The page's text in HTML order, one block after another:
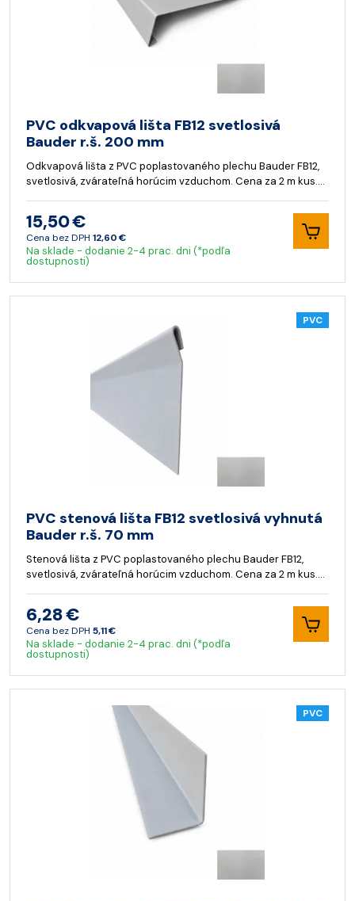
PVC odkvapová lišta FB12 svetlosivá
Bauder r.š. 200 mm
Odkvapová lišta z PVC poplastovaného plechu Bauder FB12,
svetlosivá, zvárateľná horúcim vzduchom. Cena za 2 m kus.…
15,50 €
Cena bez DPH 12,60 €
Na sklade - dodanie 2-4 prac. dni (*podľa
dostupnosti)
PVC
PVC stenová lišta FB12 svetlosivá vyhnutá
Bauder r.š. 70 mm
Stenová lišta z PVC poplastovaného plechu Bauder FB12,
svetlosivá, zvárateľná horúcim vzduchom. Cena za 2 m kus.…
6,28 €
Cena bez DPH 5,11 €
Na sklade - dodanie 2-4 prac. dni (*podľa
dostupnosti)
PVC